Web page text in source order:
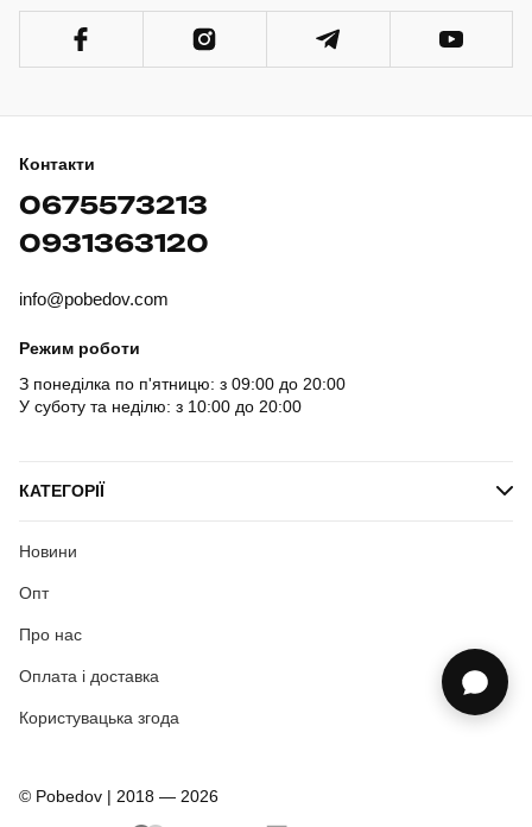
Контакти
0675573213
0931363120
info@pobedov.com
Режим роботи
З понеділка по п'ятницю: з 09:00 до 20:00
У суботу та неділю: з 10:00 до 20:00
КАТЕГОРІЇ
Новини
Опт
Про нас
Оплата і доставка
Користувацька згода
© Pobedov | 2018 — 2026